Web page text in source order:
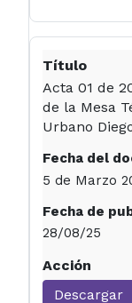
Acta 01 de
de la Mesa
Urbano
5 de Marzo
28/08/25
Descargar